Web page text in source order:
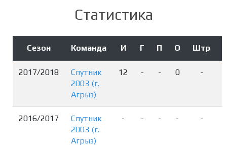
Статистика
Сезон Команда И Г П О Штр
2017/2018
Спутник
2003 (г.
Агрыз)
12 - - 0 -
2016/2017
Спутник
2003 (г.
Агрыз)
- - - - -